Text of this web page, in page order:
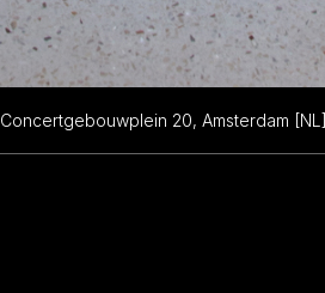
Concertgebouwplein 20, Amsterdam [NL]